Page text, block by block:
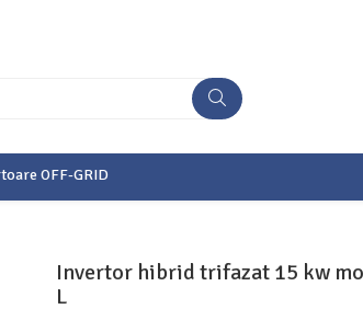
OFF-GRID
Invertor hibrid trifazat 15 kw
L